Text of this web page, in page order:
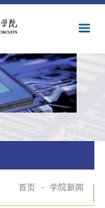
首页 - 学院新闻